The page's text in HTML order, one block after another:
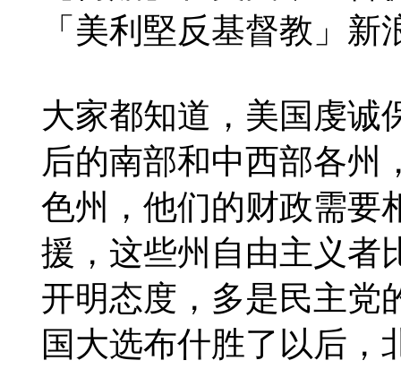
「美利堅反基督教」
大家都知道，美国虔诚
后的南部和中西部各州
色州，他们的财政需要
援，这些州自由主义者
开明态度，多是民主党
国大选布什胜了以后，